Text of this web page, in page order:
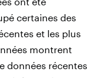
certaines des
et les plus
montrent
données récentes